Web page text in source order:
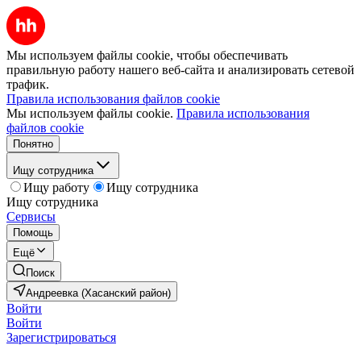
Мы используем файлы cookie, чтобы обеспечивать
правильную работу нашего веб-сайта и анализировать сетевой
трафик.
Правила использования файлов cookie
Мы используем файлы cookie. Правила использования
файлов cookie
Понятно
Ищу сотрудника
Ищу работу
Ищу сотрудника
Ищу сотрудника
Сервисы
Помощь
Ещё
Поиск
Андреевка (Хасанский район)
Войти
Войти
Зарегистрироваться